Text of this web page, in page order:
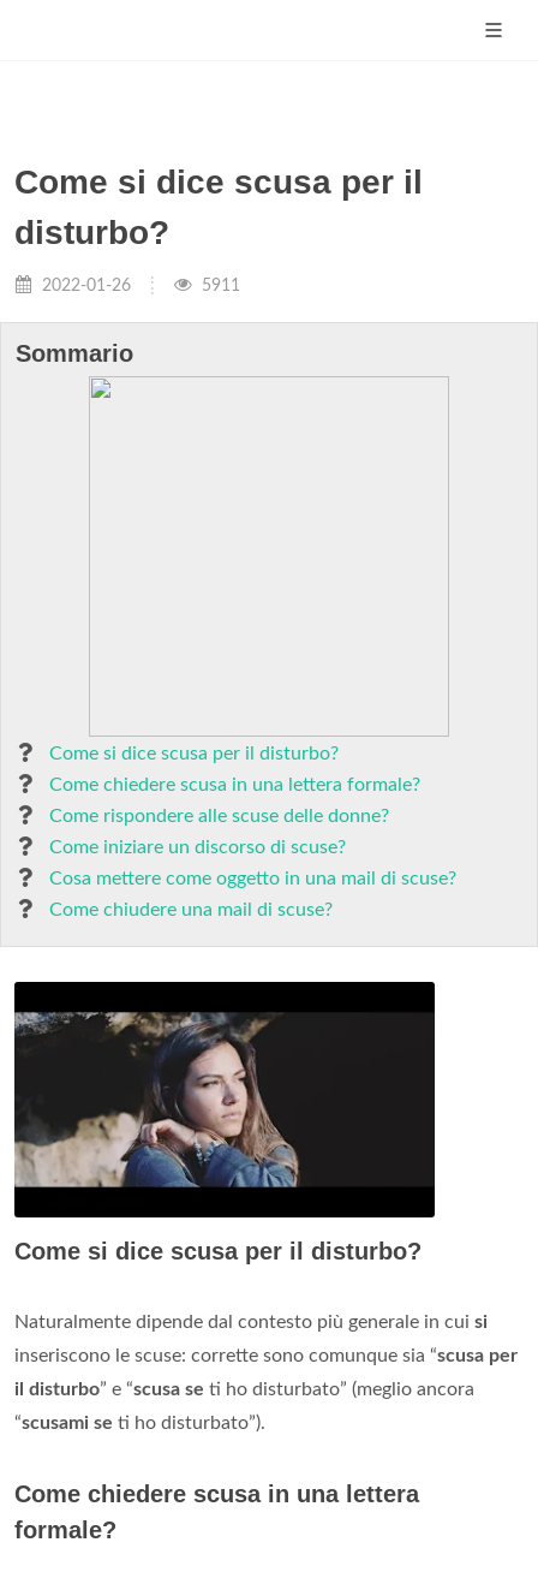
Come si dice scusa per il
disturbo?
2022-01-26 5911
Sommario
Come si dice scusa per il disturbo?
Come chiedere scusa in una lettera formale?
Come rispondere alle scuse delle donne?
Come iniziare un discorso di scuse?
Cosa mettere come oggetto in una mail di scuse?
Come chiudere una mail di scuse?
Come si dice scusa per il disturbo?
Naturalmente dipende dal contesto più generale in cui si
inseriscono le scuse: corrette sono comunque sia “scusa per
il disturbo” e “scusa se ti ho disturbato” (meglio ancora
“scusami se ti ho disturbato”).
Come chiedere scusa in una lettera
formale?